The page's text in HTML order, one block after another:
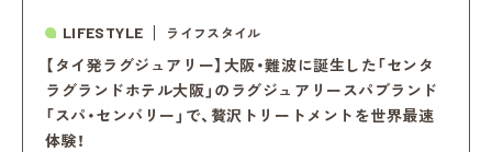
LIFESTYLE ライフスタイル
【タイ発ラグジュアリー】大阪・難波に誕生した「センタ
ラグランドホテル大阪」のラグジュアリースパブランド
「スパ・センバリー」で、贅沢トリートメントを世界最速
体験！